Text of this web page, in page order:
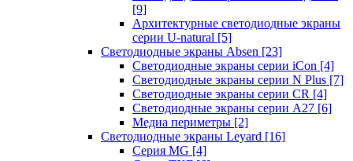
[9]
Архитектурные светодиодные экраны
серии U-natural [5]
Светодиодные экраны Absen [23]
Светодиодные экраны серии iCon [4]
Светодиодные экраны серии N Plus [7]
Светодиодные экраны серии CR [4]
Светодиодные экраны серии А27 [6]
Медиа периметры [2]
Светодиодные экраны Leyard [16]
Серия MG [4]